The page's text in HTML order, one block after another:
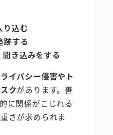
り込む
跡する
き込みをする
イバシー侵害やト
クがあります。善
に関係がこじれる
さが求められま